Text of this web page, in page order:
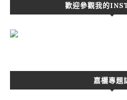
歡迎參觀我的
嘉欐專題